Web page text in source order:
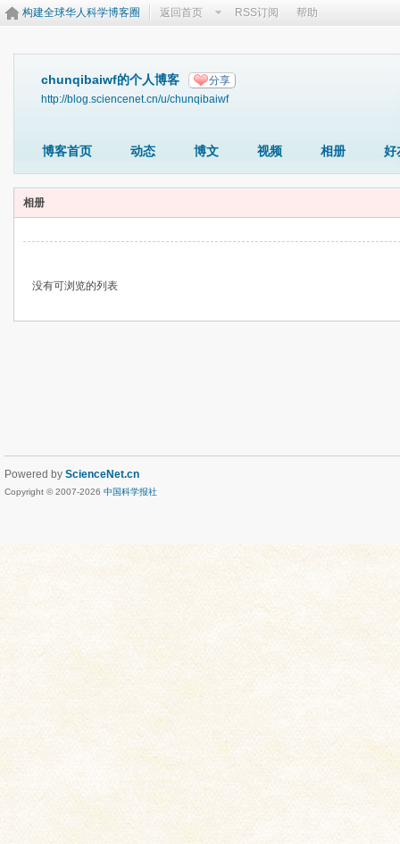
构建全球华人科学博客圈 返回首页 RSS订阅 帮助
chunqibaiwf的个人博客 分享
http://blog.sciencenet.cn/u/chunqibaiwf
博客首页 动态 博文 视频 相册 好
相册
没有可浏览的列表
Powered by ScienceNet.cn
Copyright © 2007-2026 中国科学报社